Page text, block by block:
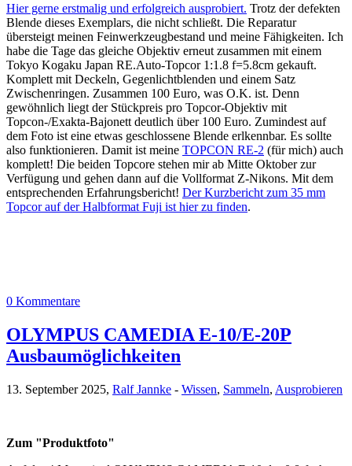
Hier gerne erstmalig und erfolgreich ausprobiert. Trotz der defekten
Blende dieses Exemplars, die nicht schließt. Die Reparatur
übersteigt meinen Feinwerkzeugbestand und meine Fähigkeiten. Ich
habe die Tage das gleiche Objektiv erneut zusammen mit einem
Tokyo Kogaku Japan RE.Auto-Topcor 1:1.8 f=5.8cm gekauft.
Komplett mit Deckeln, Gegenlichtblenden und einem Satz
Zwischenringen. Zusammen 100 Euro, was O.K. ist. Denn
gewöhnlich liegt der Stückpreis pro Topcor-Objektiv mit
Topcon-/Exakta-Bajonett deutlich über 100 Euro. Zumindest auf
dem Foto ist eine etwas geschlossene Blende erlkennbar. Es sollte
also funktionieren. Damit ist meine TOPCON RE-2 (für mich) auch
komplett! Die beiden Topcore stehen mir ab Mitte Oktober zur
Verfügung und gehen dann auf die Vollformat Z-Nikons. Mit dem
entsprechenden Erfahrungsbericht! Der Kurzbericht zum 35 mm
Topcor auf der Halbformat Fuji ist hier zu finden.
0 Kommentare
OLYMPUS CAMEDIA E-10/E-20P
Ausbaumöglichkeiten
13. September 2025, Ralf Jannke - Wissen, Sammeln, Ausprobieren
Zum "Produktfoto"